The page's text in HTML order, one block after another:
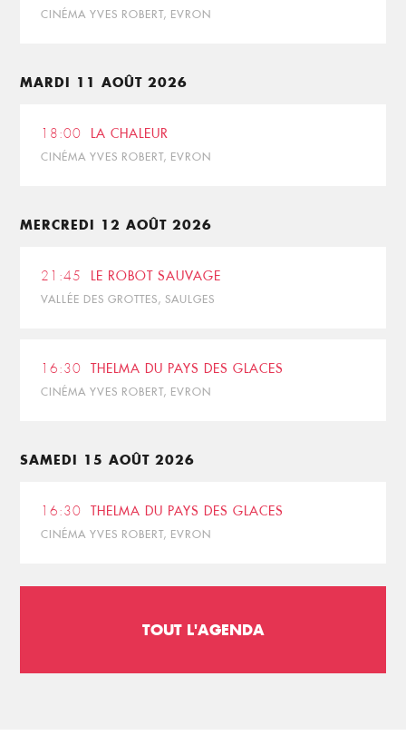
CINÉMA YVES ROBERT, EVRON
MARDI 11 AOÛT 2026
18:00 LA CHALEUR
CINÉMA YVES ROBERT, EVRON
MERCREDI 12 AOÛT 2026
21:45 LE ROBOT SAUVAGE
VALLÉE DES GROTTES, SAULGES
16:30 THELMA DU PAYS DES GLACES
CINÉMA YVES ROBERT, EVRON
SAMEDI 15 AOÛT 2026
16:30 THELMA DU PAYS DES GLACES
CINÉMA YVES ROBERT, EVRON
TOUT L'AGENDA